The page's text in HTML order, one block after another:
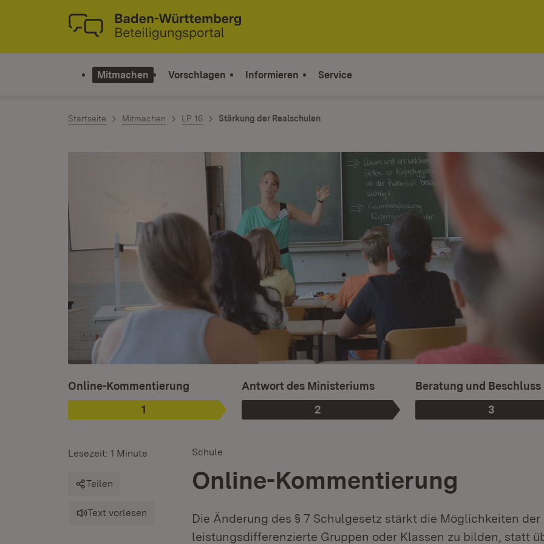
Zum Inhalt springen
Link zur Startseite
Mitmachen Vorschlagen Informieren Service
Startseite Mitmachen LP 16 Stärkung der Realschulen
Phase
1
:
Ist ausgewählt.
Online-Kommentierung
Phase
2
:
Antwort des Ministeriums
Phase
3
:
Beratung und Beschluss
Schule
Online-Kommentierung
Die Änderung des § 7 Schulgesetz stärkt die Möglichkeiten der
leistungsdifferenzierte Gruppen oder Klassen zu bilden, statt
Lesezeit: 1 Minute
Teilen
Text vorlesen